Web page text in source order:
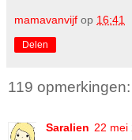
mamavanvijf op 16:41
Delen
119 opmerkingen:
Saralien 22 mei